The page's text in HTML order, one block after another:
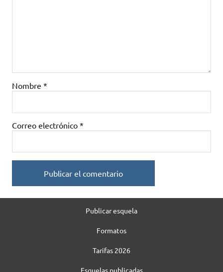
Nombre *
Correo electrónico *
Publicar esquela
Formatos
Tarifas 2026
Esquelas publicadas